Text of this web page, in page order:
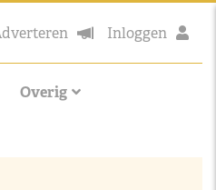
Inloggen
Overig